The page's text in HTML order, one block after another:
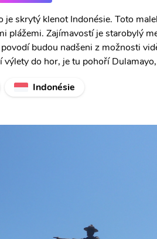
je skrytý klenot Indonésie. Toto
plážemi. Zajímavostí je starobylý
budou nadšeni z možnosti
výlety do hor, je tu pohoří
Indonésie